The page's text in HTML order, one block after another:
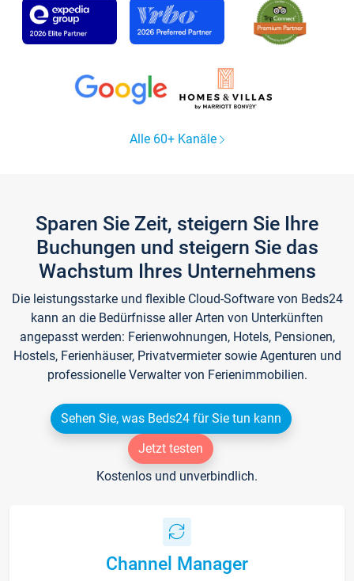
Alle 60+ Kanäle
Sparen Sie Zeit, steigern Sie Ihre
Buchungen und steigern Sie das
Wachstum Ihres Unternehmens
Die leistungsstarke und flexible Cloud-Software von Beds24
kann an die Bedürfnisse aller Arten von Unterkünften
angepasst werden: Ferienwohnungen, Hotels, Pensionen,
Hostels, Ferienhäuser, Privatvermieter sowie Agenturen und
professionelle Verwalter von Ferienimmobilien.
Sehen Sie, was Beds24 für Sie tun kann
Jetzt testen
Kostenlos und unverbindlich.
Channel Manager